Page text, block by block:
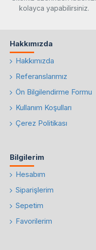
kolayca yapabilirsiniz.
Hakkımızda
Hakkımızda
Referanslarımız
Ön Bilgilendirme Formu
Kullanım Koşulları
Çerez Politikası
Bilgilerim
Hesabım
Siparişlerim
Sepetim
Favorilerim